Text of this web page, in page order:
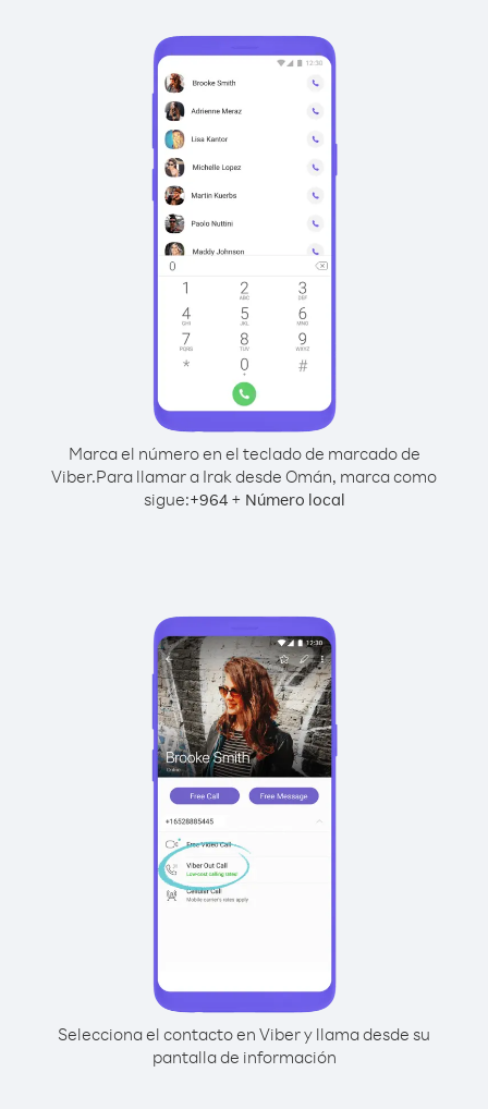
Marca el número en el teclado de marcado de
Viber.Para llamar a Irak desde Omán, marca como
sigue:+964+ Número local
Selecciona el contacto en Viber y llama desde su
pantalla de información